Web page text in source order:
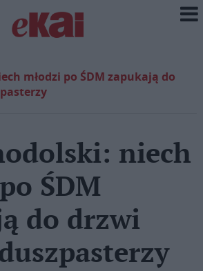
młodzi po ŚDM zapukają do
niech
ŚDM
do drzwi